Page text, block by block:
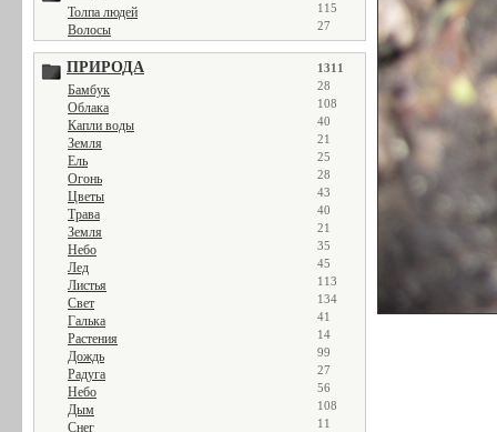
Толпа людей 115
Волосы 27
ПРИРОДА 1311
Бамбук 28
Облака 108
Капли воды 40
Земля 21
Ель 25
Огонь 28
Цветы 43
Трава 40
Земля 21
Небо 35
Лед 45
Листья 113
Свет 134
Галька 41
Растения 14
Дождь 99
Радуга 27
Небо 56
Дым 108
Снег 11